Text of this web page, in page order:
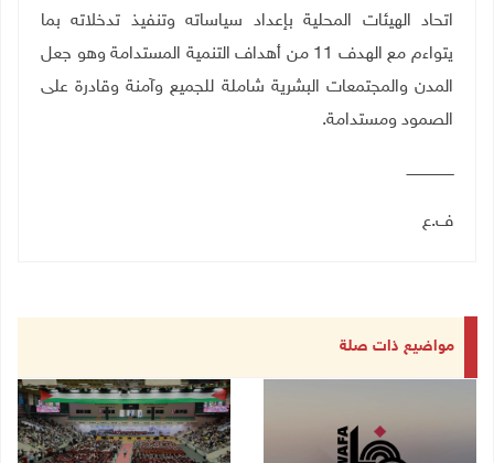
اتحاد الهيئات المحلية بإعداد سياساته وتنفيذ تدخلاته بما
يتواءم مع الهدف 11 من أهداف التنمية المستدامة وهو جعل
المدن والمجتمعات البشرية شاملة للجميع وآمنة وقادرة على
الصمود ومستدامة.
ـــــــــــــــــــــ
ف.ع
مواضيع ذات صلة